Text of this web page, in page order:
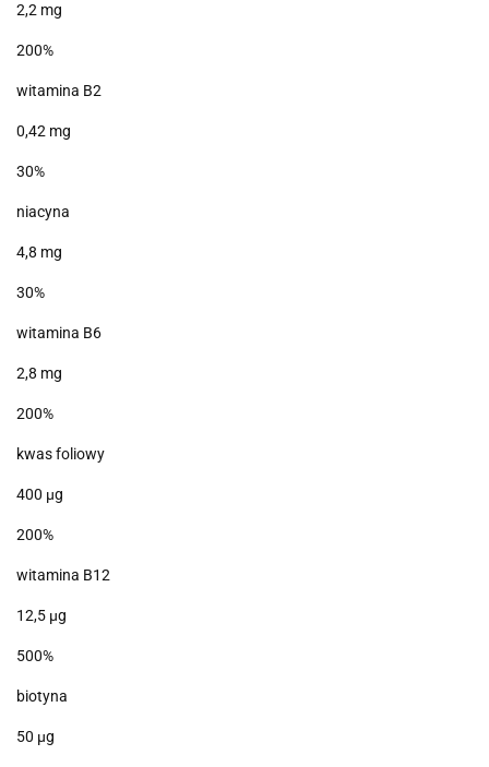
2,2 mg
200%
witamina B2
0,42 mg
30%
niacyna
4,8 mg
30%
witamina B6
2,8 mg
200%
kwas foliowy
400 μg
200%
witamina B12
12,5 μg
500%
biotyna
50 μg